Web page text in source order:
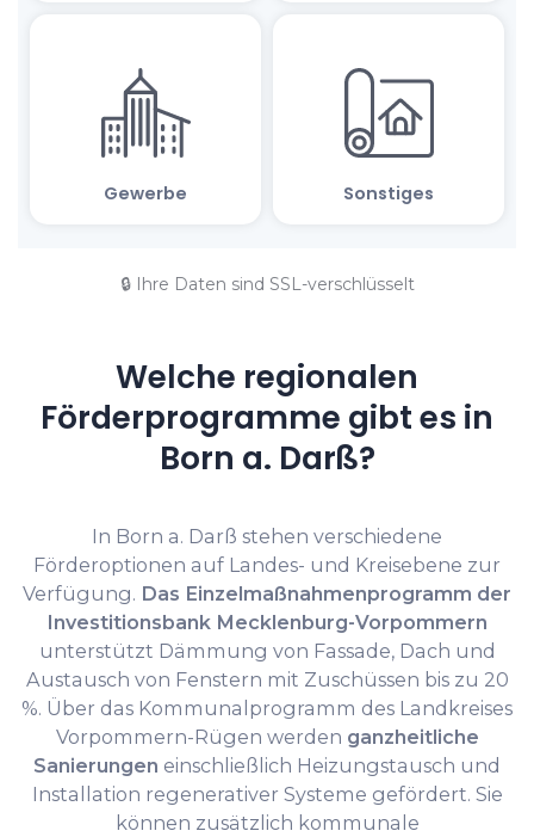
🔒 Ihre Daten sind SSL-verschlüsselt
Welche regionalen
Förderprogramme gibt es in
Born a. Darß?
In Born a. Darß stehen verschiedene
Förderoptionen auf Landes- und Kreisebene zur
Verfügung. Das Einzelmaßnahmenprogramm der
Investitionsbank Mecklenburg-Vorpommern
unterstützt Dämmung von Fassade, Dach und
Austausch von Fenstern mit Zuschüssen bis zu 20
%. Über das Kommunalprogramm des Landkreises
Vorpommern-Rügen werden ganzheitliche
Sanierungen einschließlich Heizungstausch und
Installation regenerativer Systeme gefördert. Sie
können zusätzlich kommunale